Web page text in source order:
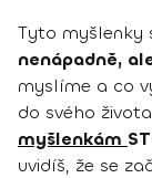
Tyto myšlenky
nenápadně,
myslíme a co
do svého
myšlenkám
uvidíš, že se